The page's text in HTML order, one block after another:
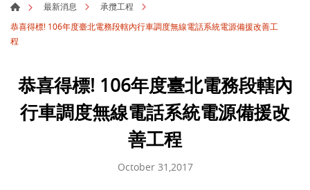
最新消息
承攬工程
恭喜得標! 106年度臺北電務段轄內行車調度無線電話系統電源備援改善工
程
恭喜得標! 106年度臺北電務段轄內
行車調度無線電話系統電源備援改
善工程
October 31,2017